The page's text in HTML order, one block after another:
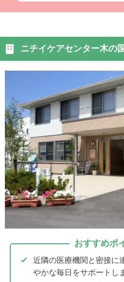
ニチイケアセンター木の
おすすめポ
近隣の医療機関と密接に
やかな毎日をサポートし